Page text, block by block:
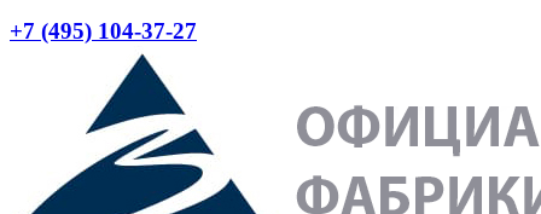
+7 (495) 104-37-27